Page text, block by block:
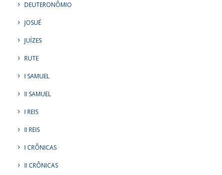
DEUTERONÔMIO
JOSUÉ
JUÍZES
RUTE
I SAMUEL
II SAMUEL
I REIS
II REIS
I CRÔNICAS
II CRÔNICAS